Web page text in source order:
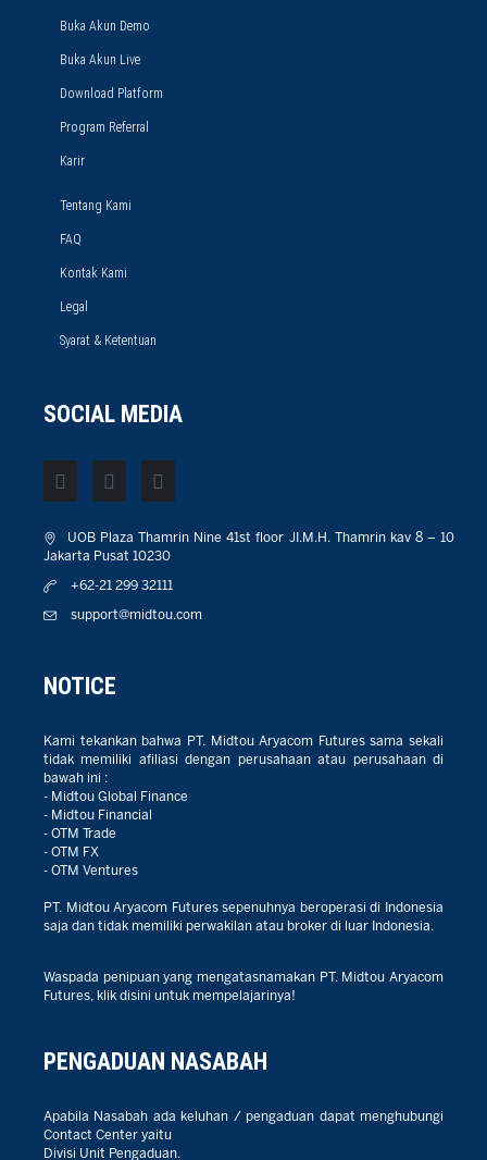
Buka Akun Demo
Buka Akun Live
Download Platform
Program Referral
Karir
Tentang Kami
FAQ
Kontak Kami
Legal
Syarat & Ketentuan
SOCIAL MEDIA
UOB Plaza Thamrin Nine 41st floor JI.M.H. Thamrin kav 8 – 10
Jakarta Pusat 10230
+62-21 299 32111
support@midtou.com
NOTICE
Kami tekankan bahwa PT. Midtou Aryacom Futures sama sekali
tidak memiliki afiliasi dengan perusahaan atau perusahaan di
bawah ini :
- Midtou Global Finance
- Midtou Financial
- OTM Trade
- OTM FX
- OTM Ventures
PT. Midtou Aryacom Futures sepenuhnya beroperasi di Indonesia
saja dan tidak memiliki perwakilan atau broker di luar Indonesia.
Waspada penipuan yang mengatasnamakan PT. Midtou Aryacom
Futures, klik disini untuk mempelajarinya!
PENGADUAN NASABAH
Apabila Nasabah ada keluhan / pengaduan dapat menghubungi
Contact Center yaitu
Divisi Unit Pengaduan.